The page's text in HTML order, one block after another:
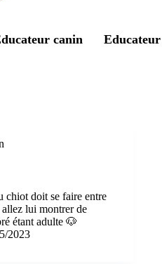
canin
chiot doit se faire entre
lui montrer de
étant adulte 🐶
2023